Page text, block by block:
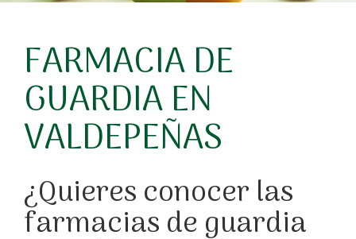
FARMACIA DE
GUARDIA EN
VALDEPEÑAS
¿Quieres conocer las
farmacias de guardia